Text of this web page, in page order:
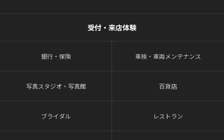
受付・来店体験
銀行・保険 車検・車両メンテナンス
写真スタジオ・写真館 百貨店
ブライダル レストラン